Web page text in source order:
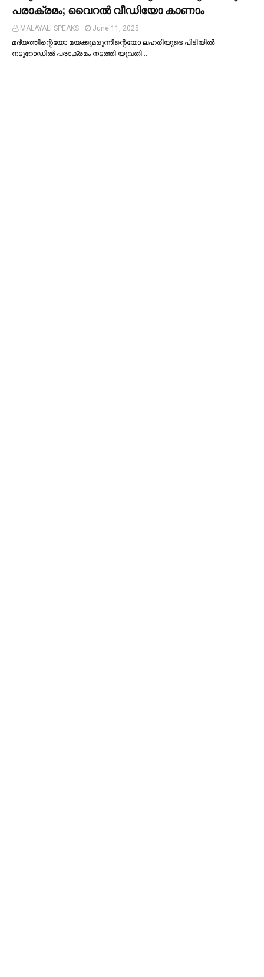
പരാക്രമം; വൈറൽ വീഡിയോ കാണാം
MALAYALI SPEAKS
June 11, 2025
മദ്യത്തിന്റെയോ മയക്കുമരുന്നിന്റെയോ ലഹരിയുടെ പിടിയില്‍
നടുറോഡില്‍ പരാക്രമം നടത്തി യുവതി…